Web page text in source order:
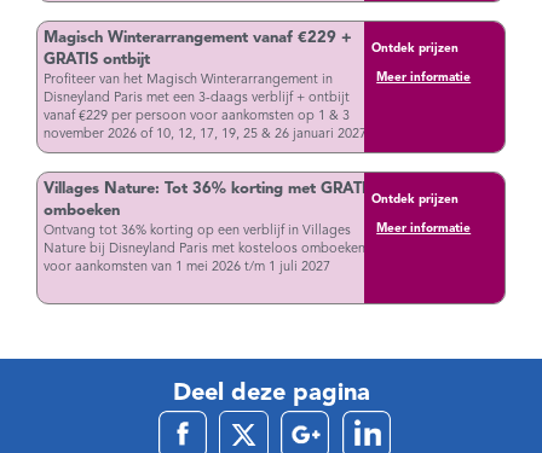
Magisch Winterarrangement vanaf €229 +
GRATIS ontbijt
Profiteer van het Magisch Winterarrangement in
Disneyland Paris met een 3-daags verblijf + ontbijt
vanaf €229 per persoon voor aankomsten op 1 & 3
november 2026 of 10, 12, 17, 19, 25 & 26 januari 2027
Ontdek prijzen
Meer informatie
Villages Nature: Tot 36% korting met GRATIS
omboeken
Ontvang tot 36% korting op een verblijf in Villages
Nature bij Disneyland Paris met kosteloos omboeken
voor aankomsten van 1 mei 2026 t/m 1 juli 2027
Ontdek prijzen
Meer informatie
Deel deze pagina